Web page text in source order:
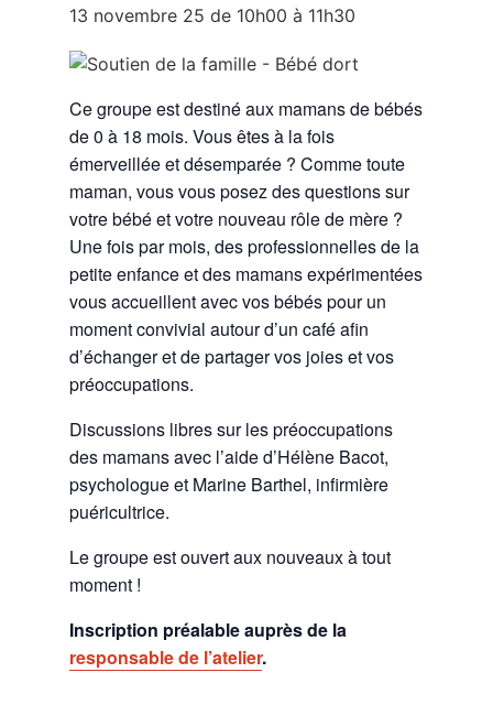
13 novembre 25 de 10h00 à 11h30
Ce groupe est destiné aux mamans de bébés
de 0 à 18 mois. Vous êtes à la fois
émerveillée et désemparée ? Comme toute
maman, vous vous posez des questions sur
votre bébé et votre nouveau rôle de mère ?
Une fois par mois, des professionnelles de la
petite enfance et des mamans expérimentées
vous accueillent avec vos bébés pour un
moment convivial autour d’un café afin
d’échanger et de partager vos joies et vos
préoccupations.
Discussions libres sur les préoccupations
des mamans avec l’aide d’Hélène Bacot,
psychologue et Marine Barthel, infirmière
puéricultrice.
Le groupe est ouvert aux nouveaux à tout
moment !
Inscription préalable auprès de la
responsable de l’atelier.